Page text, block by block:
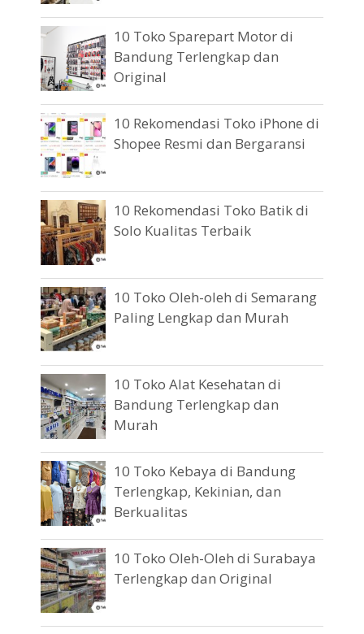
10 Toko Sparepart Motor di
Bandung Terlengkap dan
Original
10 Rekomendasi Toko iPhone di
Shopee Resmi dan Bergaransi
10 Rekomendasi Toko Batik di
Solo Kualitas Terbaik
10 Toko Oleh-oleh di Semarang
Paling Lengkap dan Murah
10 Toko Alat Kesehatan di
Bandung Terlengkap dan
Murah
10 Toko Kebaya di Bandung
Terlengkap, Kekinian, dan
Berkualitas
10 Toko Oleh-Oleh di Surabaya
Terlengkap dan Original